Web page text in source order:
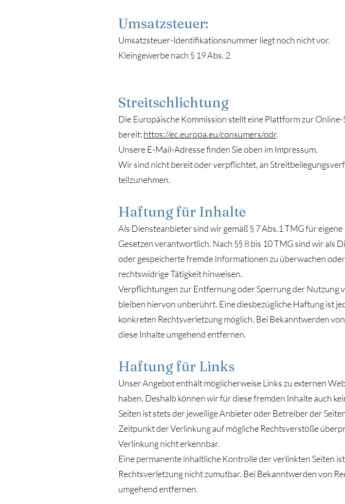
Umsatzsteuer:
Umsatzsteuer-Identifikationsnummer liegt noch nicht vor.
Kleingewerbe nach § 19 Abs. 2
Streitschlichtung
Die Europäische Kommission stellt eine Plattform zur Online-
bereit: https://ec.europa.eu/consumers/odr.
Unsere E-Mail-Adresse finden Sie oben im Impressum.
Wir sind nicht bereit oder verpflichtet, an
teilzunehmen.
Haftung für Inhalte
Als Diensteanbieter sind wir gemäß § 7 Abs.1 TMG für
Gesetzen verantwortlich. Nach §§ 8 bis 10 TMG sind wir
oder gespeicherte fremde Informationen zu überwachen
rechtswidrige Tätigkeit hinweisen.
Verpflichtungen zur Entfernung oder Sperrung der Nutzung
bleiben hiervon unberührt. Eine diesbezügliche Haftung ist
konkreten Rechtsverletzung möglich. Bei Bekanntwerden
diese Inhalte umgehend entfernen.
Haftung für Links
Unser Angebot enthält möglicherweise Links zu externen
haben. Deshalb können wir für diese fremden Inhalte auch
Seiten ist stets der jeweilige Anbieter oder Betreiber der
Zeitpunkt der Verlinkung auf mögliche Rechtsverstöße
Verlinkung nicht erkennbar.
Eine permanente inhaltliche Kontrolle der verlinkten Seiten
Rechtsverletzung nicht zumutbar. Bei Bekanntwerden von
umgehend entfernen.